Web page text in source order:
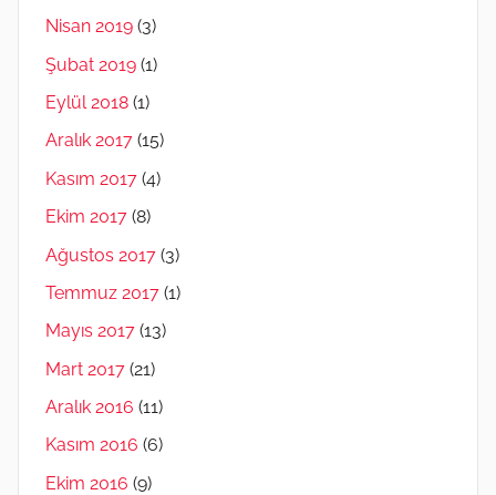
Nisan 2019 (3)
Şubat 2019 (1)
Eylül 2018 (1)
Aralık 2017 (15)
Kasım 2017 (4)
Ekim 2017 (8)
Ağustos 2017 (3)
Temmuz 2017 (1)
Mayıs 2017 (13)
Mart 2017 (21)
Aralık 2016 (11)
Kasım 2016 (6)
Ekim 2016 (9)